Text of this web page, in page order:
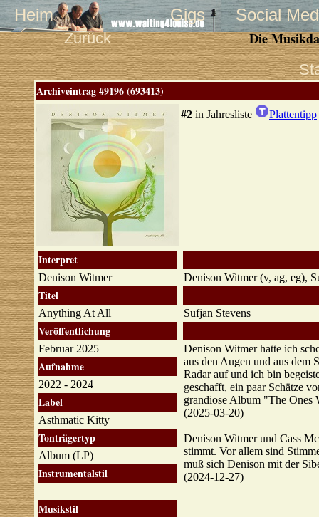
Heim Gigs Social
Zurück Die
Archiveintrag #9196 (693413)
#2 in Jahresliste Plattentipp
Interpret
Denison Witmer
Titel
Anything At All
Veröffentlichung
Februar 2025
Aufnahme
2022 - 2024
Label
Asthmatic Kitty
Tonträgertyp
Album (LP)
Instrumentalstil
Musikstil
Denison Witmer (v, ag, eg),
Sufjan Stevens
Denison Witmer hatte ich
aus den Augen und aus dem
Radar auf und ich bin
geschafft, ein paar Schätze
grandiose Album "The Ones
(2025-03-20)
Denison Witmer und Cass
stimmt. Vor allem sind
muß sich Denison mit der
(2024-12-27)